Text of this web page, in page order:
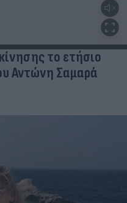
το ετήσιο
Αντώνη Σαμαρά